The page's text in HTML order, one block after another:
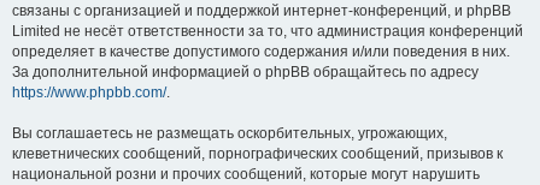
связаны с организацией и поддержкой интернет-конференций, и phpBB
Limited не несёт ответственности за то, что администрация конференций
определяет в качестве допустимого содержания и/или поведения в них.
За дополнительной информацией о phpBB обращайтесь по адресу
https://www.phpbb.com/.
Вы соглашаетесь не размещать оскорбительных, угрожающих,
клеветнических сообщений, порнографических сообщений, призывов к
национальной розни и прочих сообщений, которые могут нарушить